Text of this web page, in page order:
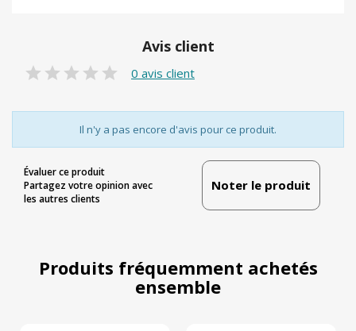
Avis client
0 avis client
Il n'y a pas encore d'avis pour ce produit.
Évaluer ce produit
Partagez votre opinion avec
les autres clients
Noter le produit
Produits fréquemment achetés
ensemble